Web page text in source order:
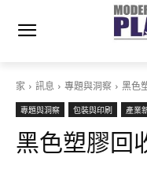
家 訊息 專題與洞察 黑色
專題與洞察 包裝與印刷 產業
黑色塑膠回